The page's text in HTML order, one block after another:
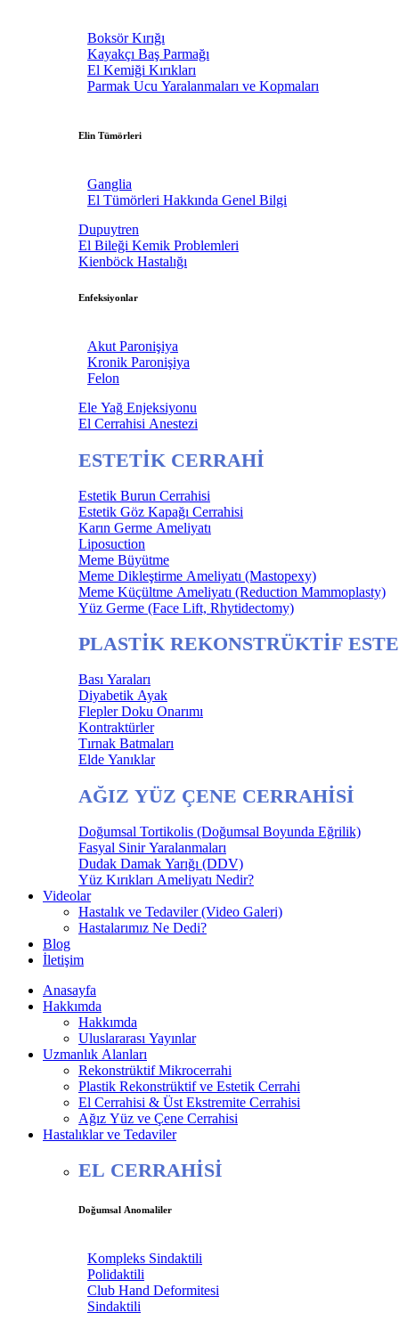
Boksör Kırığı
Kayakçı Baş Parmağı
El Kemiği Kırıkları
Parmak Ucu Yaralanmaları ve Kopmaları
Elin Tümörleri
Ganglia
El Tümörleri Hakkında Genel Bilgi
Dupuytren
El Bileği Kemik Problemleri
Kienböck Hastalığı
Enfeksiyonlar
Akut Paronişiya
Kronik Paronişiya
Felon
Ele Yağ Enjeksiyonu
El Cerrahisi Anestezi
ESTETİK CERRAHİ
Estetik Burun Cerrahisi
Estetik Göz Kapağı Cerrahisi
Karın Germe Ameliyatı
Liposuction
Meme Büyütme
Meme Dikleştirme Ameliyatı (Mastopexy)
Meme Küçültme Ameliyatı (Reduction Mammoplasty)
Yüz Germe (Face Lift, Rhytidectomy)
PLASTİK REKONSTRÜKTİF
Bası Yaraları
Diyabetik Ayak
Flepler Doku Onarımı
Kontraktürler
Tırnak Batmaları
Elde Yanıklar
AĞIZ YÜZ ÇENE CERRAHİSİ
Doğumsal Tortikolis (Doğumsal Boyunda Eğrilik)
Fasyal Sinir Yaralanmaları
Dudak Damak Yarığı (DDV)
Yüz Kırıkları Ameliyatı Nedir?
Videolar
Hastalık ve Tedaviler (Video Galeri)
Hastalarımız Ne Dedi?
Blog
İletişim
Anasayfa
Hakkımda
Hakkımda
Uluslararası Yayınlar
Uzmanlık Alanları
Rekonstrüktif Mikrocerrahi
Plastik Rekonstrüktif ve Estetik Cerrahi
El Cerrahisi & Üst Ekstremite Cerrahisi
Ağız Yüz ve Çene Cerrahisi
Hastalıklar ve Tedaviler
EL CERRAHİSİ
Doğumsal Anomaliler
Kompleks Sindaktili
Polidaktili
Club Hand Deformitesi
Sindaktili